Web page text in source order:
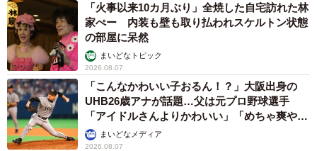
「火事以来10カ月ぶり」全焼した自宅訪れた林
家ぺー 内装も壁も取り払われスケルトン状態
の部屋に呆然
まいどなトピック
2026.08.07
「こんなかわいい子おるん！？」大阪出身の
UHB26歳アナが話題…父は元プロ野球選手
「アイドルさんよりかわいい」「めちゃ爽や
か」まいどなメディア
2026.08.07